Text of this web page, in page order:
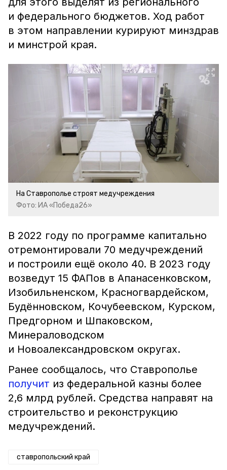
и федерального бюджетов. Ход работ
в этом направлении курируют минздрав
и минстрой края.
На Ставрополье строят медучреждения
Фото: ИА «Победа26»
В 2022 году по программе капитально
отремонтировали 70 медучреждений
и построили ещё около 40. В 2023 году
возведут 15 ФАПов в Апанасенковском,
Изобильненском, Красногвардейском,
Будённовском, Кочубеевском, Курском,
Предгорном и Шпаковском,
Минераловодском
и Новоалександровском округах.
Ранее сообщалось, что Ставрополье
получит из федеральной казны более
2,6 млрд рублей. Средства направят на
строительство и реконструкцию
медучреждений.
ставропольский край